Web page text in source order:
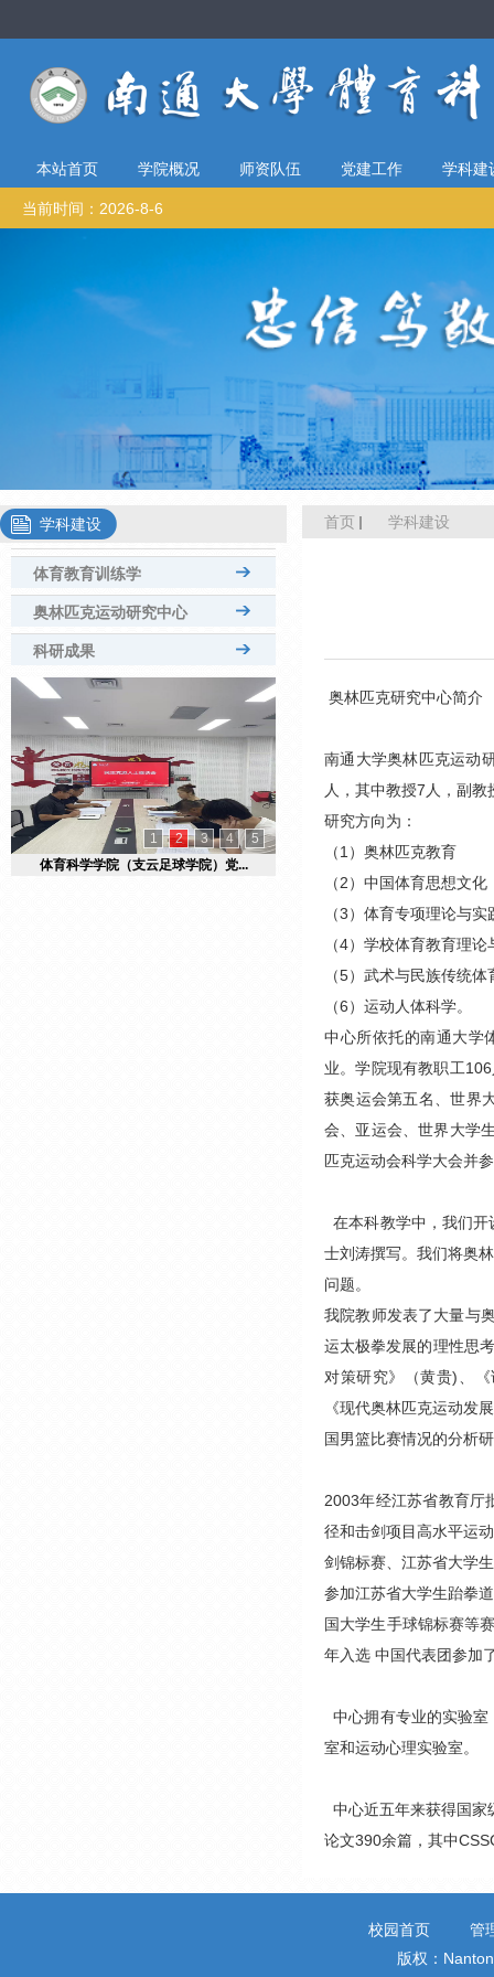
本站首页 学院概况 师资队伍 党建工作 学科建
当前时间：2026-8-6
学科建设
体育教育训练学
奥林匹克运动研究中心
科研成果
1 2 3 4
5
体育科学学院（支云足球学院）党...
首页 学科建设
奥林匹克研究中心简介
南通大学奥林匹克运动
人，其中教授7人，副
研究方向为：
（1）奥林匹克教育
（2）中国体育思想文化
（3）体育专项理论与实
（4）学校体育教育理论
（5）武术与民族传统体
（6）运动人体科学。
中心所依托的南通大学
业。学院现有教职工
获奥运会第五名、世界
会、亚运会、世界大学
匹克运动会科学大会并
在本科教学中，我们
士刘涛撰写。我们将奥
问题。
我院教师发表了大量与
运太极拳发展的理性思
对策研究》（黄贵)、
《现代奥林匹克运动发
国男篮比赛情况的分析
2003年经江苏省教育厅
径和击剑项目高水平运
剑锦标赛、江苏省大学
参加江苏省大学生跆拳
国大学生手球锦标赛等
年入选 中国代表团参加
中心拥有专业的实验
室和运动心理实验室。
中心近五年来获得国
论文390余篇，其中
校园首页
管
版权：